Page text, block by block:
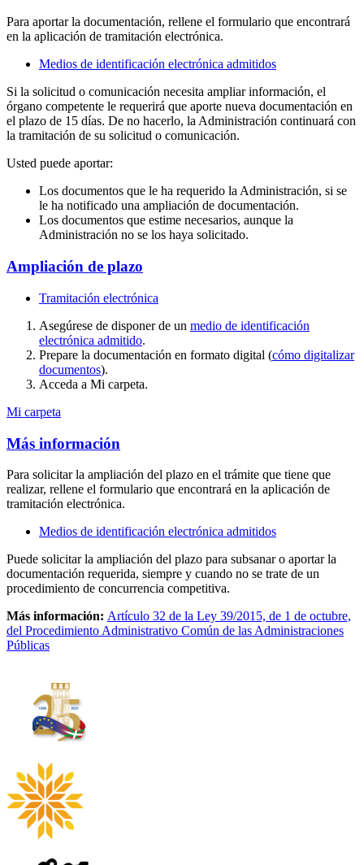
Para aportar la documentación, rellene el formulario que encontrará
en la aplicación de tramitación electrónica.
Medios de identificación electrónica admitidos
Si la solicitud o comunicación necesita ampliar información, el
órgano competente le requerirá que aporte nueva documentación en
el plazo de 15 días. De no hacerlo, la Administración continuará con
la tramitación de su solicitud o comunicación.
Usted puede aportar:
Los documentos que le ha requerido la Administración, si se
le ha notificado una ampliación de documentación.
Los documentos que estime necesarios, aunque la
Administración no se los haya solicitado.
Ampliación de plazo
Tramitación electrónica
Asegúrese de disponer de un medio de identificación
electrónica admitido.
Prepare la documentación en formato digital (cómo digitalizar
documentos).
Acceda a Mi carpeta.
Mi carpeta
Más información
Para solicitar la ampliación del plazo en el trámite que tiene que
realizar, rellene el formulario que encontrará en la aplicación de
tramitación electrónica.
Medios de identificación electrónica admitidos
Puede solicitar la ampliación del plazo para subsanar o aportar la
documentación requerida, siempre y cuando no se trate de un
procedimiento de concurrencia competitiva.
Más información: Artículo 32 de la Ley 39/2015, de 1 de octubre,
del Procedimiento Administrativo Común de las Administraciones
Públicas